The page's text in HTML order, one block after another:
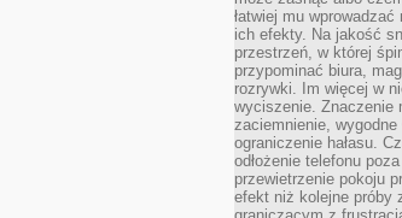
łatwiej mu
ich efekty. Na jakość
przestrzeń, w której
przypominać biura,
rozrywki. Im więcej w
wyciszenie. Znaczenie
zaciemnienie, wygodne
ograniczenie hałasu.
odłożenie telefonu
przewietrzenie pokoju
efekt niż kolejne próby